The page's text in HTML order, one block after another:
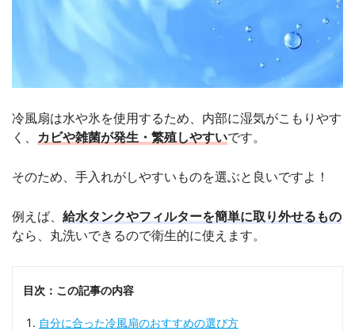
冷風扇は水や氷を使用するため、内部に湿気がこもりやす
く、 カビや雑菌が発生・繁殖しやすいです。
そのため、手入れがしやすいものを選ぶと良いですよ！
例えば、 給水タンクやフィルターを簡単に取り外せるもの
なら、丸洗いできるので衛生的に使えます。
目次：この記事の内容
自分に合った冷風扇のおすすめの選び方